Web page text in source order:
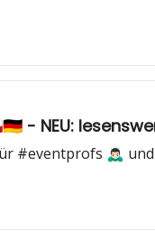
- NEU:
🙇🏻‍♂️ und